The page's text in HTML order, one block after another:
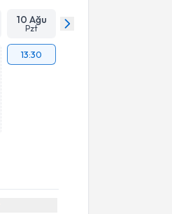
10 Ağu
Pzt
13:30